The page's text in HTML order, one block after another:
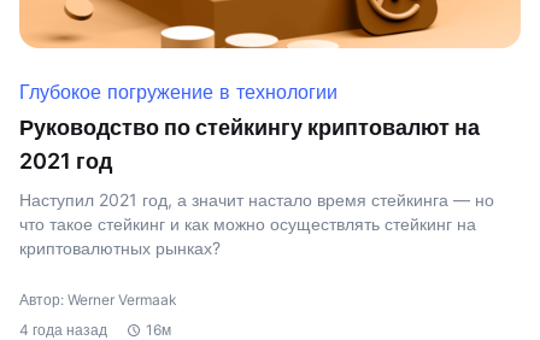
Глубокое погружение в технологии
Руководство по стейкингу криптовалют на
2021 год
Наступил 2021 год, а значит настало время стейкинга — но
что такое стейкинг и как можно осуществлять стейкинг на
криптовалютных рынках?
Автор: Werner Vermaak
4 года назад
16м